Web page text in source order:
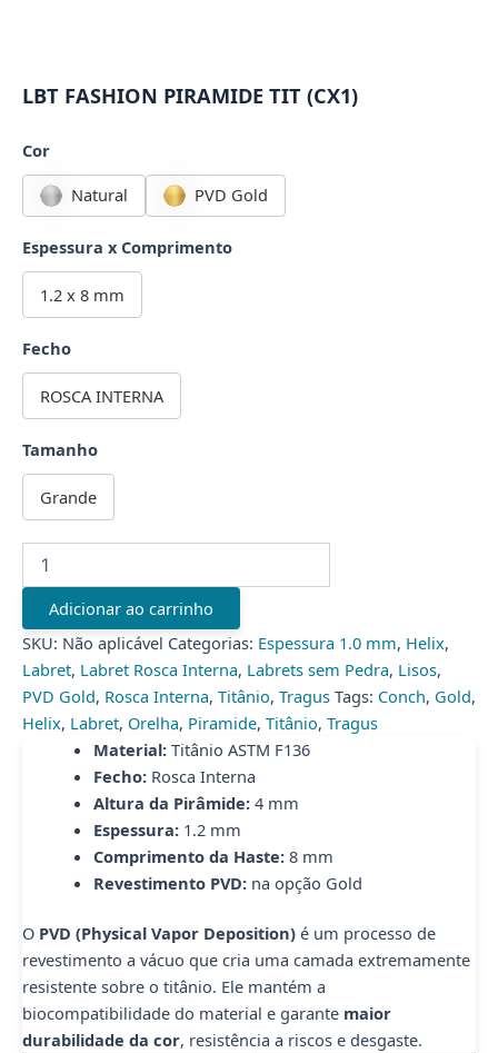
LBT FASHION PIRAMIDE TIT (CX1)
Cor
Natural PVD Gold
Espessura x Comprimento
1.2 x 8 mm
Fecho
ROSCA INTERNA
Tamanho
Grande
FASHION
PIRAMIDE
(CX1)
quantidade
Adicionar ao carrinho
SKU: Não aplicável Categorias: Espessura 1.0 mm, Helix,
Labret, Labret Rosca Interna, Labrets sem Pedra, Lisos,
PVD Gold, Rosca Interna, Titânio, Tragus Tags: Conch, Gold,
Helix, Labret, Orelha, Piramide, Titânio, Tragus
Material:Titânio ASTM F136
Fecho:Rosca Interna
Altura da Pirâmide: 4 mm
Espessura:1.2 mm
Comprimento da Haste:8 mm
Revestimento PVD:na opção Gold
O PVD (Physical Vapor Deposition) é um processo de
revestimento a vácuo que cria uma camada extremamente
resistente sobre o titânio. Ele mantém a
biocompatibilidade do material e garante maior
durabilidade da cor, resistência a riscos e desgaste.